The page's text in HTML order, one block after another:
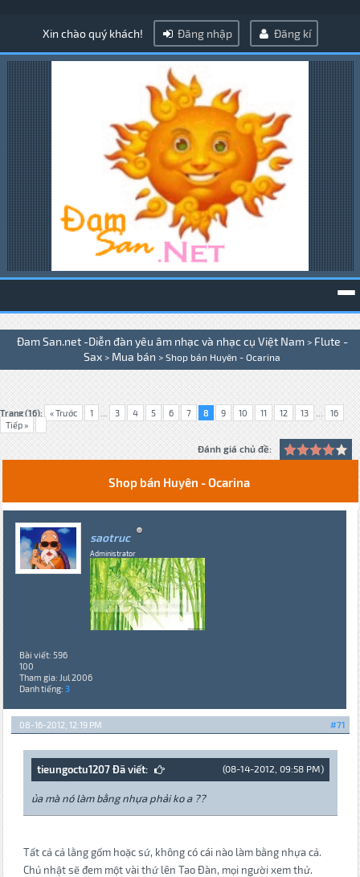
Xin chào quý khách! Đăng nhập Đăng kí
Đam San.net -Diễn đàn yêu âm nhạc và nhạc cụ Việt Nam > Flute -
Sax > Mua bán > Shop bán Huyên - Ocarina
Trang (16): « Trước 1 ... 3 4 5 6 7 8 9 10 11 12 13 ... 16
Tiếp »
Đánh giá chủ đề:
Shop bán Huyên - Ocarina
saotruc
Administrator
Bài viết: 596
100
Tham gia: Jul 2006
Danh tiếng: 3
#71
08-16-2012, 12:19 PM
(08-14-2012, 09:58 PM)
tieungoctu1207 Đã viết:
ủa mà nó làm bằng nhựa phải ko a ??
Tất cả cả lằng gốm hoặc sứ, không có cái nào làm bằng nhựa cả.
Chủ nhật sẽ đem một vài thứ lên Tao Đàn, mọi người xem thử.